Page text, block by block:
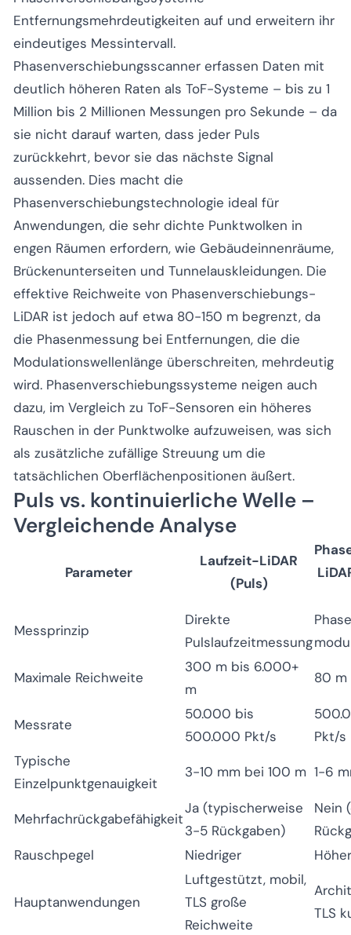
Entfernungsmehrdeutigkeiten auf und erweitern ihr
eindeutiges Messintervall.
Phasenverschiebungsscanner erfassen Daten mit
deutlich höheren Raten als ToF-Systeme – bis zu 1
Million bis 2 Millionen Messungen pro Sekunde – da
sie nicht darauf warten, dass jeder Puls
zurückkehrt, bevor sie das nächste Signal
aussenden. Dies macht die
Phasenverschiebungstechnologie ideal für
Anwendungen, die sehr dichte Punktwolken in
engen Räumen erfordern, wie Gebäudeinnenräume,
Brückenunterseiten und Tunnelauskleidungen. Die
effektive Reichweite von Phasenverschiebungs-
LiDAR ist jedoch auf etwa 80-150 m begrenzt, da
die Phasenmessung bei Entfernungen, die die
Modulationswellenlänge überschreiten, mehrdeutig
wird. Phasenverschiebungssysteme neigen auch
dazu, im Vergleich zu ToF-Sensoren ein höheres
Rauschen in der Punktwolke aufzuweisen, was sich
als zusätzliche zufällige Streuung um die
tatsächlichen Oberflächenpositionen äußert.
Puls vs. kontinuierliche Welle –
Vergleichende Analyse
Parameter
Laufzeit-LiDAR
(Puls)
Messprinzip
Direkte
Pulslaufzeitmessung
Maximale Reichweite
300 m bis 6.000+
m
80 m
Messrate
50.000 bis
500.000 Pkt/s
Pkt/s
Typische
Einzelpunktgenauigkeit
3-10 mm bei 100 m 1-6
Mehrfachrückgabefähigkeit
Ja (typischerweise
3-5 Rückgaben)
Nein
Rauschpegel
Niedriger Höher
Hauptanwendungen
Luftgestützt, mobil,
TLS große
Reichweite
TLS